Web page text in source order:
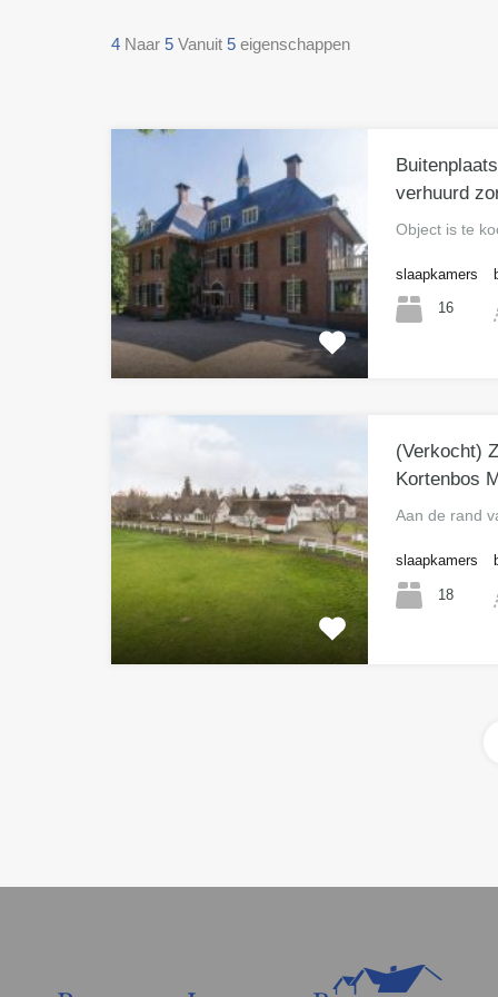
4 Naar 5 Vanuit 5 eigenschappen
verhuurd
Object is te
slaapkamers
16
(Verkocht)
Kortenbos
Aan de rand
slaapkamers
18